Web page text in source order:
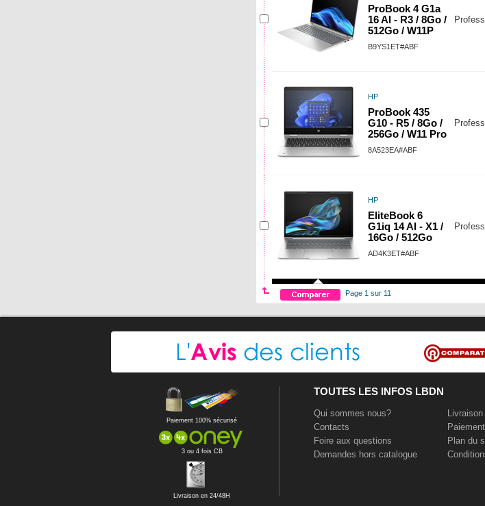
ProBook 4 G1a
16 AI - R3 / 8Go /
512Go / W11P
B9YS1ET#ABF
HP
ProBook 435
G10 - R5 / 8Go /
256Go / W11 Pro
8A523EA#ABF
HP
EliteBook 6
G1iq 14 AI - X1 /
16Go / 512Go
AD4K3ET#ABF
Page 1 sur 11
Paiement 100% sécurisé
3 ou 4 fois CB
Livraison en 24/48H
TOUTES LES INFOS LBDN
Qui sommes nous?
Contacts
Foire aux questions
Demandes hors catalogue
Livraison
Plan du